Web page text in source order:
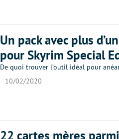
Un pack avec plus
pour Skyrim Special
De quoi trouver l’outil idéal pour
10/02/2020
22 cartes mères